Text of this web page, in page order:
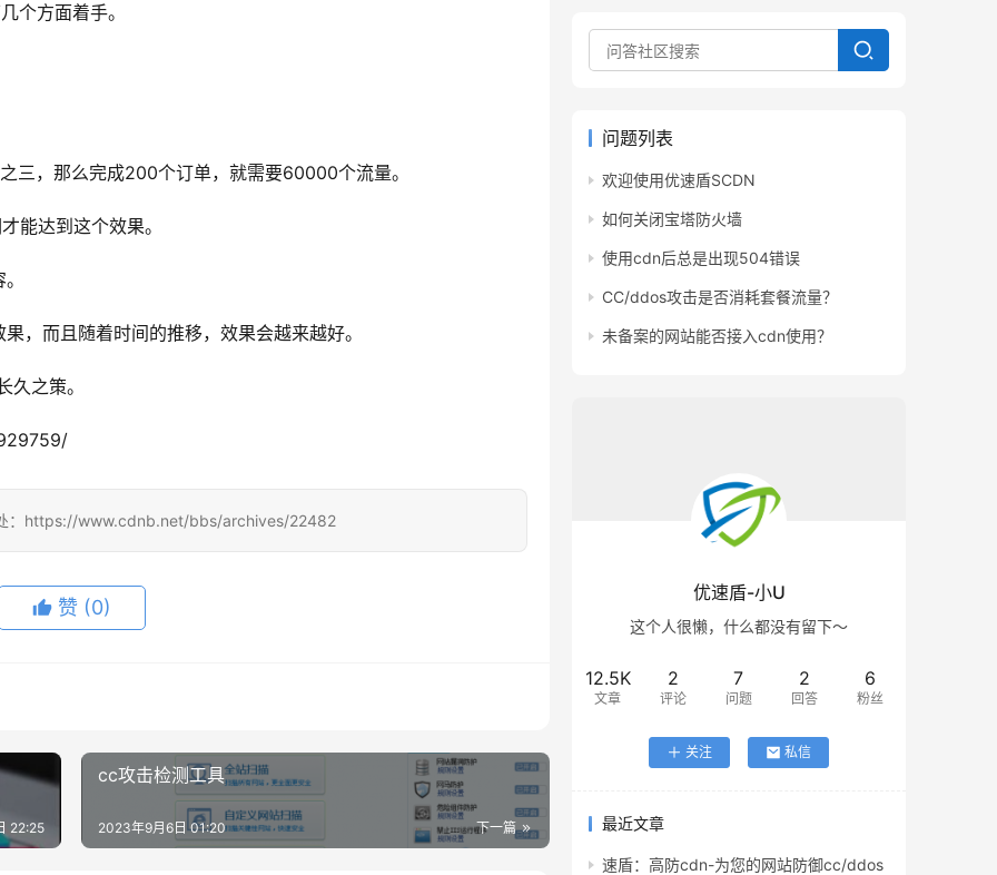
个方面着手。
三，那么完成200个订单，就需要60000个流量。
能达到这个效果。
，而且随着时间的推移，效果会越来越好。
之策。
：https://www.cdnb.net/bbs/archives/22482
赞 (0)
22:25
cc攻击检测工具
下一篇
2023年9月6日 01:20
问题列表
欢迎使用优速盾SCDN
如何关闭宝塔防火墙
使用cdn后总是出现504错误
CC/ddos攻击是否消耗套餐流量？
未备案的网站能否接入cdn使用？
优速盾-小U
这个人很懒，什么都没有留下～
12.5K
文章
2
评论
7
问题
2
回答
6
粉丝
关注 私信
最近文章
速盾：高防cdn-为您的网站防御cc/ddos